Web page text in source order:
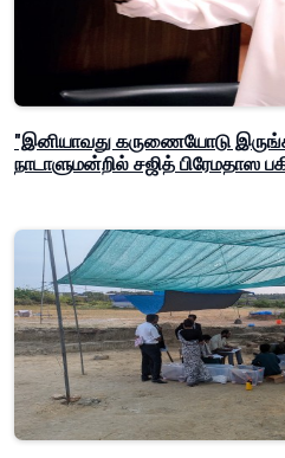
"இனியாவது கருணையோடு
நாடாளுமன்றில் சஜித் பிரேமதாஸ